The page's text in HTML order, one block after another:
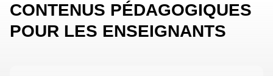
CONTENUS PÉDAGOGIQUES
POUR LES ENSEIGNANTS